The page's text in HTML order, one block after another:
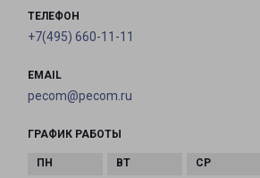
ТЕЛЕФОН
+7(495) 660-11-11
EMAIL
pecom@pecom.ru
ГРАФИК РАБОТЫ